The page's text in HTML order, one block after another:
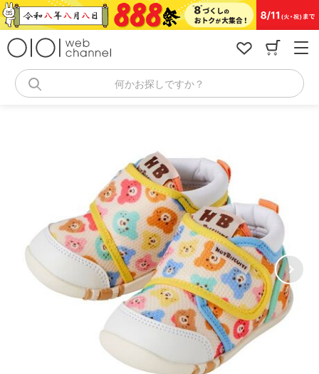
コ
ン
何かお探しですか？